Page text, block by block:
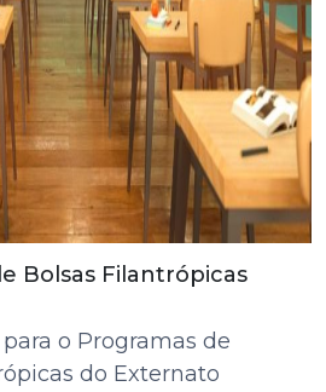
Bolsas Filantrópicas
o Programas de
do Externato